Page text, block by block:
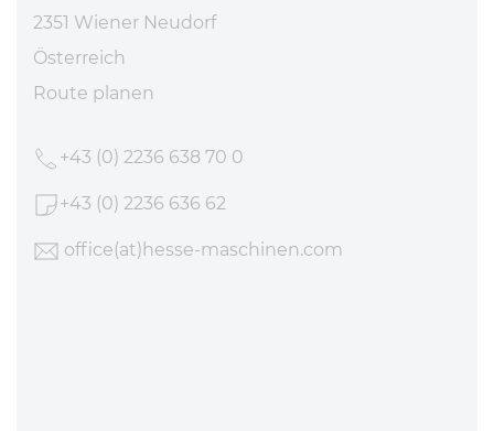
2351 Wiener Neudorf
Österreich
Route planen
+43 (0) 2236 638 70 0
+43 (0) 2236 636 62
office(at)hesse-maschinen.com